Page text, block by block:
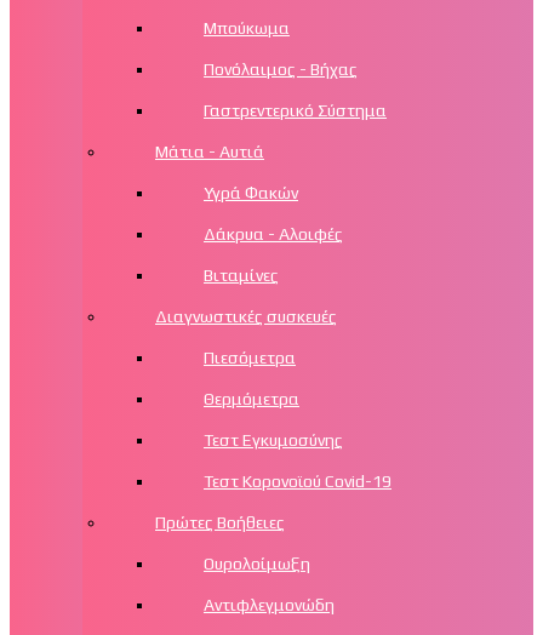
Μπούκωμα
Πονόλαιμος - Βήχας
Γαστρεντερικό Σύστημα
Μάτια - Αυτιά
Υγρά Φακών
Δάκρυα - Αλοιφές
Βιταμίνες
Διαγνωστικές συσκευές
Πιεσόμετρα
Θερμόμετρα
Τεστ Εγκυμοσύνης
Τεστ Κορονοϊού Covid-19
Πρώτες Βοήθειες
Ουρολοίμωξη
Αντιφλεγμονώδη